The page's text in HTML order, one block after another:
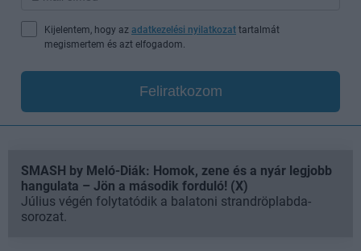
Kijelentem, hogy az adatkezelési nyilatkozat tartalmát
megismertem és azt elfogadom.
Feliratkozom
SMASH by Meló-Diák: Homok, zene és a nyár legjobb
hangulata – Jön a második forduló! (X)
Július végén folytatódik a balatoni strandröplabda-
sorozat.